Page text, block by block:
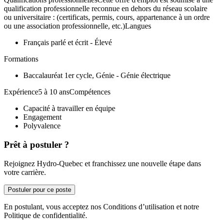
qualification professionnelle reconnue en dehors du réseau scolaire
ou universitaire : (certificats, permis, cours, appartenance à un ordre
ou une association professionnelle, etc.)Langues
Français parlé et écrit - Élevé
Formations
Baccalauréat 1er cycle, Génie - Génie électrique
Expérience5 à 10 ansCompétences
Capacité à travailler en équipe
Engagement
Polyvalence
Prêt à postuler ?
Rejoignez Hydro-Quebec et franchissez une nouvelle étape dans
votre carrière.
Postuler pour ce poste
En postulant, vous acceptez nos Conditions d’utilisation et notre
Politique de confidentialité.